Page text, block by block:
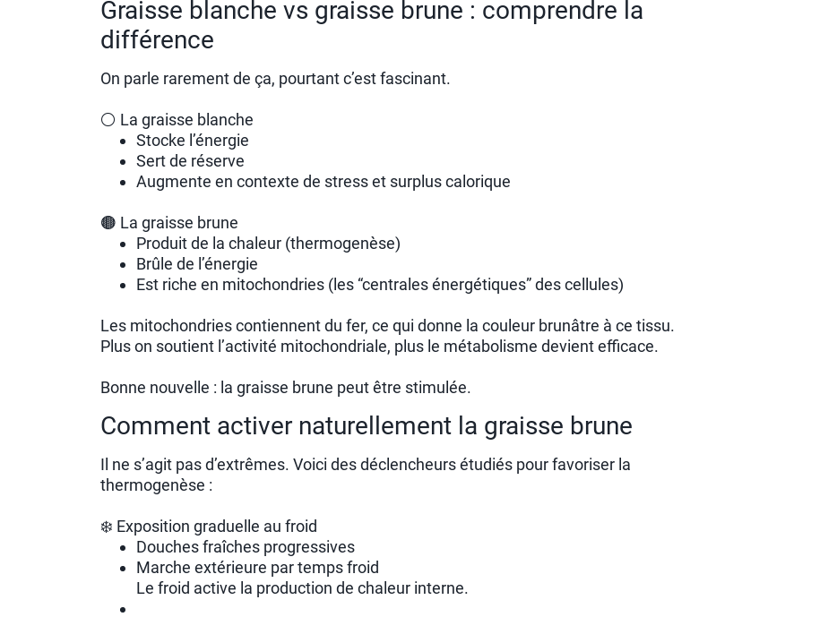
Graisse blanche vs graisse brune : comprendre la
différence
On parle rarement de ça, pourtant c’est fascinant.
⚪ La graisse blanche
Stocke l’énergie
Sert de réserve
Augmente en contexte de stress et surplus calorique
🟤 La graisse brune
Produit de la chaleur (thermogenèse)
Brûle de l’énergie
Est riche en mitochondries (les “centrales énergétiques” des cellules)
Les mitochondries contiennent du fer, ce qui donne la couleur brunâtre à ce tissu.
Plus on soutient l’activité mitochondriale, plus le métabolisme devient efficace.
Bonne nouvelle : la graisse brune peut être stimulée.
Comment activer naturellement la graisse brune
Il ne s’agit pas d’extrêmes. Voici des déclencheurs étudiés pour favoriser la
thermogenèse :
❄️ Exposition graduelle au froid
Douches fraîches progressives
Marche extérieure par temps froid
Le froid active la production de chaleur interne.